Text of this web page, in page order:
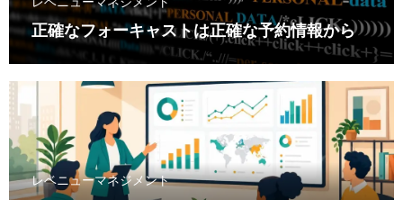
正確なフォーキャストは正確な予約情報から
レベニューマネジメント